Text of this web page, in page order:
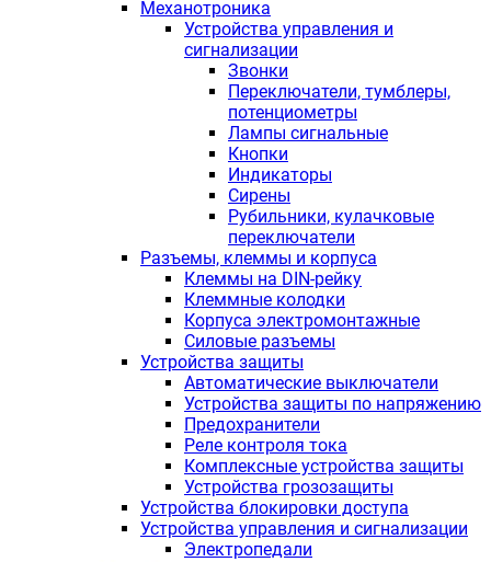
Механотроника
Устройства управления и
сигнализации
Звонки
Переключатели, тумблеры,
потенциометры
Лампы сигнальные
Кнопки
Индикаторы
Сирены
Рубильники, кулачковые
переключатели
Разъемы, клеммы и корпуса
Клеммы на DIN-рейку
Клеммные колодки
Корпуса электромонтажные
Силовые разъемы
Устройства защиты
Автоматические выключатели
Устройства защиты по напряжению
Предохранители
Реле контроля тока
Комплексные устройства защиты
Устройства грозозащиты
Устройства блокировки доступа
Устройства управления и сигнализации
Электропедали